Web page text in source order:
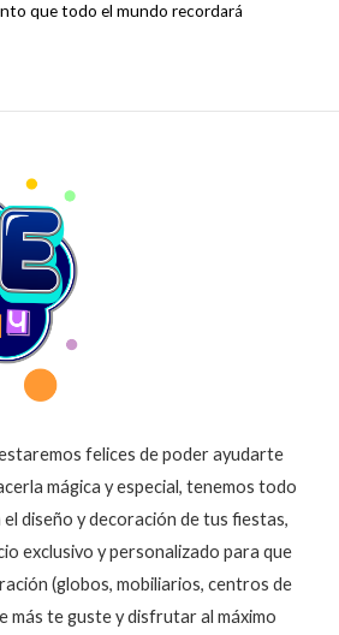
que todo el mundo recordará
felices de poder ayudarte
mágica y especial, tenemos todo
diseño y decoración de tus fiestas,
exclusivo y personalizado para que
(globos, mobiliarios, centros de
más te guste y disfrutar al máximo